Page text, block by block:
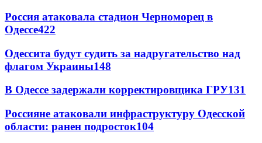
Россия атаковала стадион Черноморец в
Одессе422
Одессита будут судить за надругательство над
флагом Украины148
В Одессе задержали корректировщика ГРУ131
Россияне атаковали инфраструктуру Одесской
области: ранен подросток104